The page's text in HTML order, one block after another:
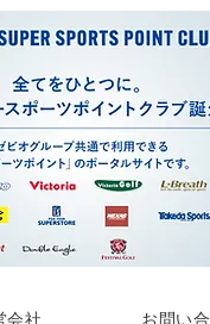
会社 お問い